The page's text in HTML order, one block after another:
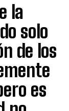
la
solo
de los
es